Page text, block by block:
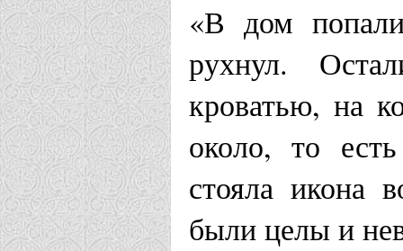
«В дом
рухнул.
кроватью, на
около, то
стояла икона
были целы и